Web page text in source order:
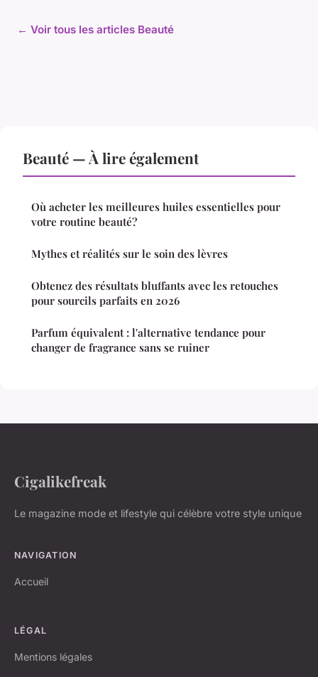
← Voir tous les articles Beauté
Beauté — À lire également
Où acheter les meilleures huiles essentielles pour
votre routine beauté?
Mythes et réalités sur le soin des lèvres
Obtenez des résultats bluffants avec les retouches
pour sourcils parfaits en 2026
Parfum équivalent : l'alternative tendance pour
changer de fragrance sans se ruiner
Cigalikefreak
Le magazine mode et lifestyle qui célèbre votre style unique
NAVIGATION
Accueil
LÉGAL
Mentions légales